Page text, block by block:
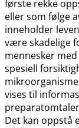
første rekke
eller som følge
inneholder
være skadelige
mennesker
spesiell
vises til
Det kan oppstå